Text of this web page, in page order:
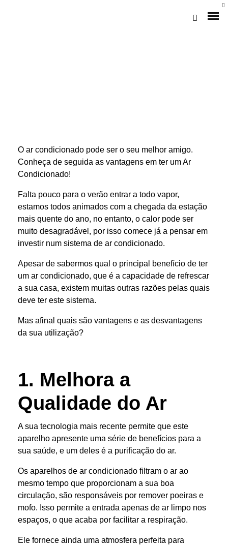
Loja Braga (Sede)
Loja Gaia
Assistência
Pós-venda
O ar condicionado pode ser o seu melhor amigo.
Conheça de seguida as vantagens em ter um Ar
Condicionado!
Falta pouco para o verão entrar a todo vapor,
estamos todos animados com a chegada da estação
mais quente do ano, no entanto, o calor pode ser
muito desagradável, por isso comece já a pensar em
investir num sistema de ar condicionado.
Apesar de sabermos qual o principal benefício de ter
um ar condicionado, que é a capacidade de refrescar
a sua casa, existem muitas outras razões pelas quais
deve ter este sistema.
Mas afinal quais são vantagens e as desvantagens
da sua utilização?
1. Melhora a
Qualidade do Ar
A sua tecnologia mais recente permite que este
aparelho apresente uma série de benefícios para a
sua saúde, e um deles é a purificação do ar.
Os aparelhos de ar condicionado filtram o ar ao
mesmo tempo que proporcionam a sua boa
circulação, são responsáveis por remover poeiras e
mofo. Isso permite a entrada apenas de ar limpo nos
espaços, o que acaba por facilitar a respiração.
Ele fornece ainda uma atmosfera perfeita para